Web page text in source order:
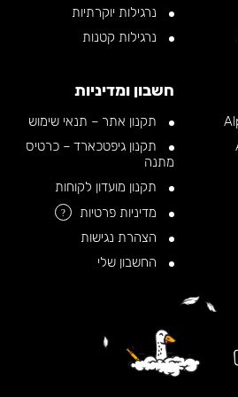
נרגילות יוקרתיות
נרגילות קטנות
חשבון ומדיניות
תקנון אתר – תנאי שימוש
תקנון גיפטכארד – כרטיס
מתנה
תקנון מועדון לקוחות
מדיניות פרטיות
?
הצהרת נגישות
החשבון שלי